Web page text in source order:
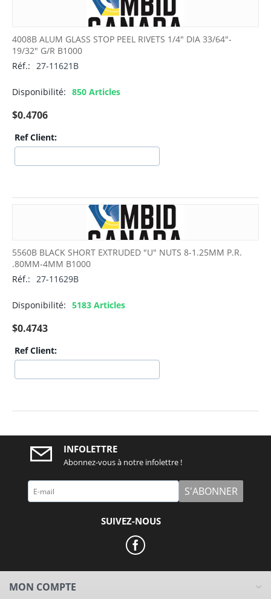
4008B ALUM GLASS STOP PEEL RIVETS 1/4" DIA 33/64"-
19/32" G/R B1000
Réf.: 27-11621B
Disponibilité: 850 Articles
$0.4706
Ref Client:
5560B BLACK SHORT EXTRUDED "U" NUTS 8-1.25MM P.R.
.80MM-4MM B1000
Réf.: 27-11629B
Disponibilité: 5183 Articles
$0.4743
Ref Client:
INFOLETTRE
Abonnez-vous à notre infolettre !
S'ABONNER
SUIVEZ-NOUS
MON COMPTE